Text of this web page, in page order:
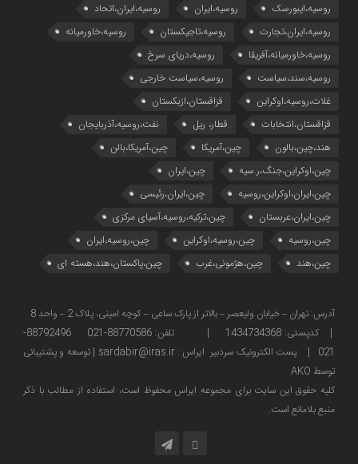
روسیه،ایبورسک
روسیه،ایران
روسیه،ایران،اتحاد
روسیه،ایران،تجارت
روسیه،تاجیکستان
روسیه،خاورمیانه
روسیه،خاورمیانه،آفریقا
روسیه،دریای سرخ
روسیه،سند،سیاست
روسیه،سیاست خارجی
غلات،روسیه،اوکراین
قزاقستان،ازبکستان
قزاقستان،انتخابات
قطار، ریل
نفت،روسیه،آذربایجان
هند،چین،بالون
چین،آمریکا
چین،آمریکا،بالن
چین،اوکراین،جنگ،ر.سیه
چین،ایران
چین،ایران،اوکراین،روسیه
چین،ایران،رئیسی
چین،ایران،عربستان
چین،ترکیه،روسیه،آسیای مرکزی
چین،روسیه
چین،روسیه،اوکراین
چین،روسیه،ایران
چین،هند
چین،هژمونی،غرب چین،پاکستان،هند،هسته ای
| کدپستی: 1434734368 | تلفن: 88770586-021 88792496-
021 | پست الکترونیک سردبیر ایراس : sardabir@iras.ir |
توسعه و پشتیبانی
توسط AKO
كليه حقوق این سایت برای مجموعه ایراس محفوظ است، استفاده از مطالب با ذكر
منبع بلامانع است.